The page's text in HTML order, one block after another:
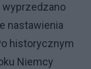
nastawienia
historycznym
Niemcy